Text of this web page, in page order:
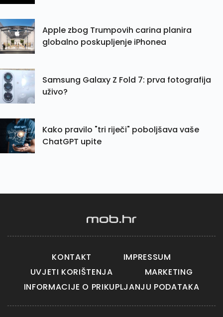
Apple zbog Trumpovih carina planira
globalno poskupljenje iPhonea
Samsung Galaxy Z Fold 7: prva fotografija
uživo?
Kako pravilo "tri riječi" poboljšava vaše
ChatGPT upite
KONTAKT
IMPRESSUM
UVJETI KORIŠTENJA
MARKETING
INFORMACIJE O PRIKUPLJANJU PODATAKA